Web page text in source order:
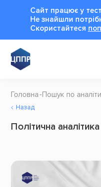
Сайт працює у
Не знайшли
Cкористайтеся
Головна Пошук по
Назад
Політична аналітика